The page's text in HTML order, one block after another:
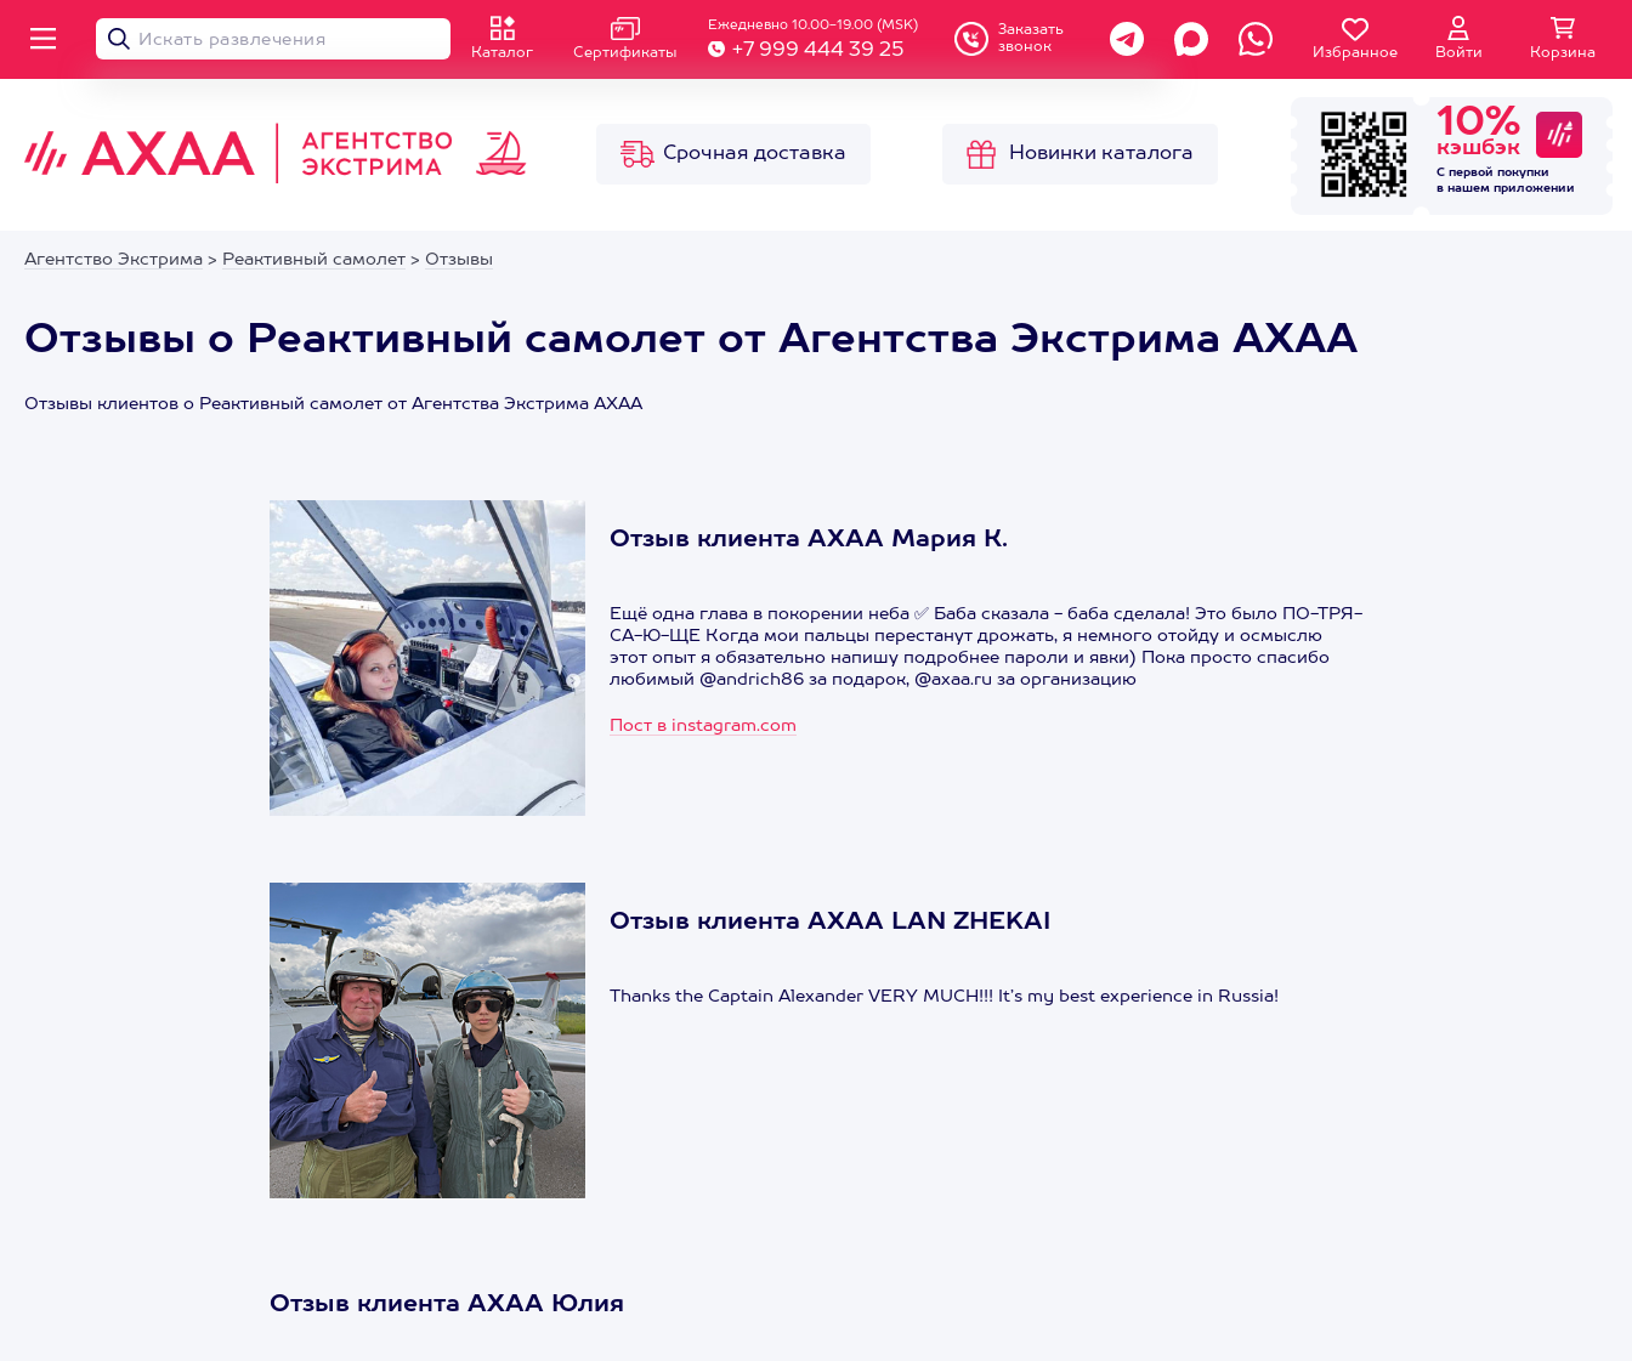
Каталог Сертификаты
Ежедневно 10.00-19.00 (MSK)
+7 999 444 39 25
Заказать
звонок
Избранное Войти Корзина
Срочная доставка Новинки каталога
10%
кэшбэк
С первой покупки
в нашем приложении
Агентство Экстрима > Реактивный самолет > Отзывы
Отзывы о Реактивный самолет от Агентства Экстрима АХАА
Отзывы клиентов о Реактивный самолет от Агентства Экстрима АХАА
Отзыв клиента АХАА Мария К.
Ещё одна глава в покорении неба ✅ Баба сказала - баба сделала! Это было ПО-ТРЯ-
СА-Ю-ЩЕ Когда мои пальцы перестанут дрожать, я немного отойду и осмыслю
этот опыт я обязательно напишу подробнее пароли и явки) Пока просто спасибо
любимый @andrich86 за подарок, @axaa.ru за организацию
Пост в instagram.com
Отзыв клиента АХАА LAN ZHEKAI
Thanks the Captain Alexander VERY MUCH!!! It’s my best experience in Russia!
Отзыв клиента АХАА Юлия